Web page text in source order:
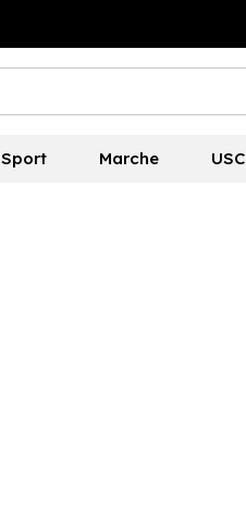
Sport Marche USC